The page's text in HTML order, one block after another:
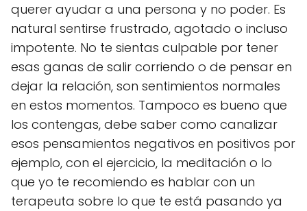
querer ayudar a una persona y no poder. Es
natural sentirse frustrado, agotado o incluso
impotente. No te sientas culpable por tener
esas ganas de salir corriendo o de pensar en
dejar la relación, son sentimientos normales
en estos momentos. Tampoco es bueno que
los contengas, debe saber como canalizar
esos pensamientos negativos en positivos por
ejemplo, con el ejercicio, la meditación o lo
que yo te recomiendo es hablar con un
terapeuta sobre lo que te está pasando ya